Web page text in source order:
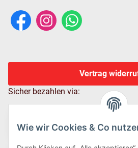
Wie wir Cookies & Co
Vertrag
Sicher bezahlen via: